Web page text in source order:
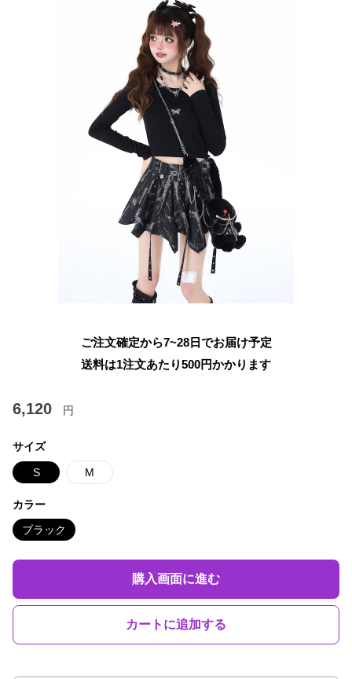
ご注文確定から7~28日でお届け予定
送料は1注文あたり500円かかります
6,120 円
サイズ
S M
カラー
ブラック
購入画面に進む
カートに追加する